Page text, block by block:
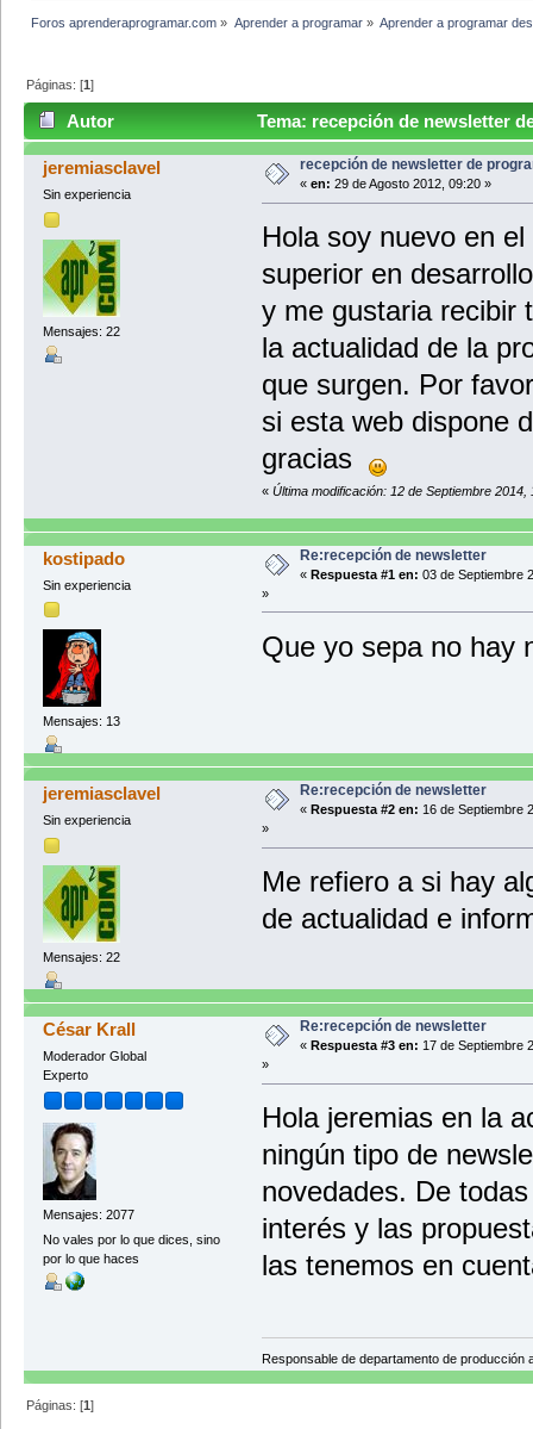
Foros aprenderaprogramar.com » Aprender a programar» Aprender a programar
Páginas: [1]
Autor Tema: recepción de newsletter
jeremiasclavel
Sin experiencia
Mensajes: 22
recepción de newsletter de
« en: 29 de Agosto 2012, 09:20 »
Hola soy nuevo en
superior en
y me gustaria recibir
la actualidad de la
que surgen. Por
si esta web dispone
gracias
« Última modificación: 12 de Septiembre
kostipado
Sin experiencia
Mensajes: 13
Re:recepción de newsletter
« Respuesta #1 en: 03 de Septiembre
»
Que yo sepa no
jeremiasclavel
Sin experiencia
Mensajes: 22
Re:recepción de newsletter
« Respuesta #2 en: 16 de Septiembre
»
Me refiero a si hay
de actualidad e
César Krall
Moderador Global
Experto
Mensajes: 2077
No vales por lo que dices, sino
por lo que haces
Re:recepción de newsletter
« Respuesta #3 en: 17 de Septiembre
»
Hola jeremias en la
ningún tipo de
novedades. De
interés y las
las tenemos en
Responsable de departamento de producción
Páginas: [1]